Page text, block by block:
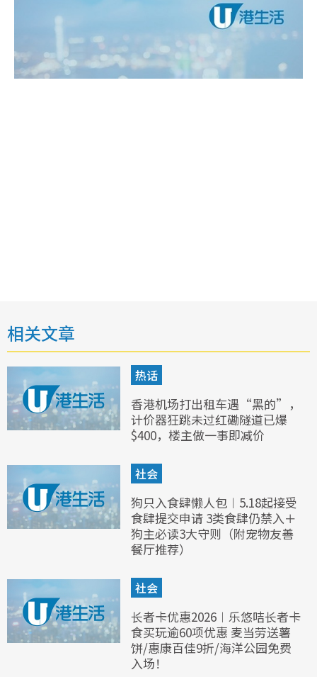
相关文章
热话
香港机场打出租车遇“黑的”，
计价器狂跳未过红磡隧道已爆
$400，楼主做一事即减价
社会
狗只入食肆懒人包︱5.18起接受
食肆提交申请 3类食肆仍禁入＋
狗主必读3大守则（附宠物友善
餐厅推荐）
社会
长者卡优惠2026︱乐悠咭长者卡
食买玩逾60项优惠 麦当劳送薯
饼/惠康百佳9折/海洋公园免费
入场！